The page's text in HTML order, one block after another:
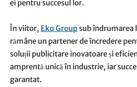
ei pentru succesul lor.
În viitor, Eko Groupsub îndrumarea
rămâne un partener de încredere
soluții publicitare inovatoare și
amprentă unică în industrie, iar
garantat.